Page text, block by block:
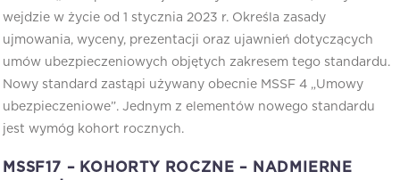
wejdzie w życie od 1 stycznia 2023 r. Określa zasady
ujmowania, wyceny, prezentacji oraz ujawnień dotyczących
umów ubezpieczeniowych objętych zakresem tego standardu.
Nowy standard zastąpi używany obecnie MSSF 4 „Umowy
ubezpieczeniowe”. Jednym z elementów nowego standardu
jest wymóg kohort rocznych.
MSSF17 – KOHORTY ROCZNE – NADMIERNE